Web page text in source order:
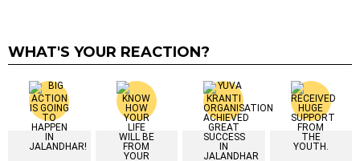
WHAT'S YOUR REACTION?